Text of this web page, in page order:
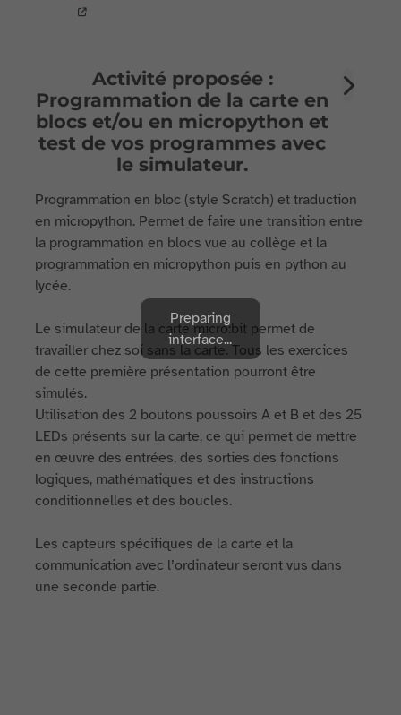
Activité proposée :
Programmation de la carte en
blocs et/ou en micropython et
test de vos programmes avec
le simulateur.
Programmation en bloc (style Scratch) et traduction
en micropython. Permet de faire une transition entre
la programmation en blocs vue au collège et la
programmation en micropython puis en python au
lycée.
Le simulateur de la carte micro:bit permet de
travailler chez soi sans la carte. Tous les exercices
de cette première présentation pourront être
simulés.
Utilisation des 2 boutons poussoirs A et B et des 25
LEDs présents sur la carte, ce qui permet de mettre
en œuvre des entrées, des sorties des fonctions
logiques, mathématiques et des instructions
conditionnelles et des boucles.
Les capteurs spécifiques de la carte et la
communication avec l’ordinateur seront vus dans
une seconde partie.
Preparing
interface...